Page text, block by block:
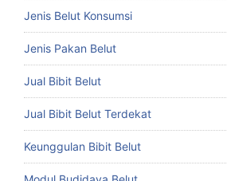
Jenis Belut Konsumsi
Jenis Pakan Belut
Jual Bibit Belut
Jual Bibit Belut Terdekat
Keunggulan Bibit Belut